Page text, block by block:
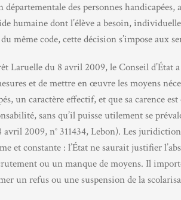
départementale des personnes
humaine dont l’élève a besoin,
même code, cette décision s’impose aux
Laruelle du 8 avril 2009, le Conseil d’État
et de mettre en œuvre les moyens
un caractère effectif, et que sa carence
sans qu’il puisse utilement se
avril 2009, n° 311434, Lebon). Les
et constante : l’État ne saurait justifier
ou un manque de moyens. Il
un refus ou une suspension de la